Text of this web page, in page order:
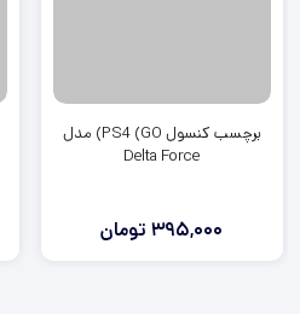
برچسب کنسول PS4 (GO) مدل
Delta Force
395,000 تومان